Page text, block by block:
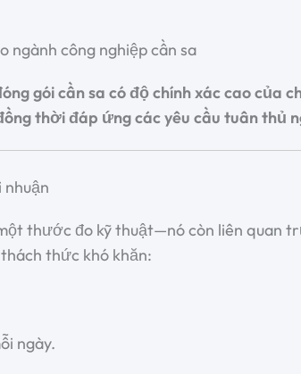
ngành công nghiệp cần sa
gói cần sa có độ chính xác cao của
thời đáp ứng các yêu cầu tuân thủ
thước đo kỹ thuật—nó còn liên quan
thức khó khăn:
ngày.